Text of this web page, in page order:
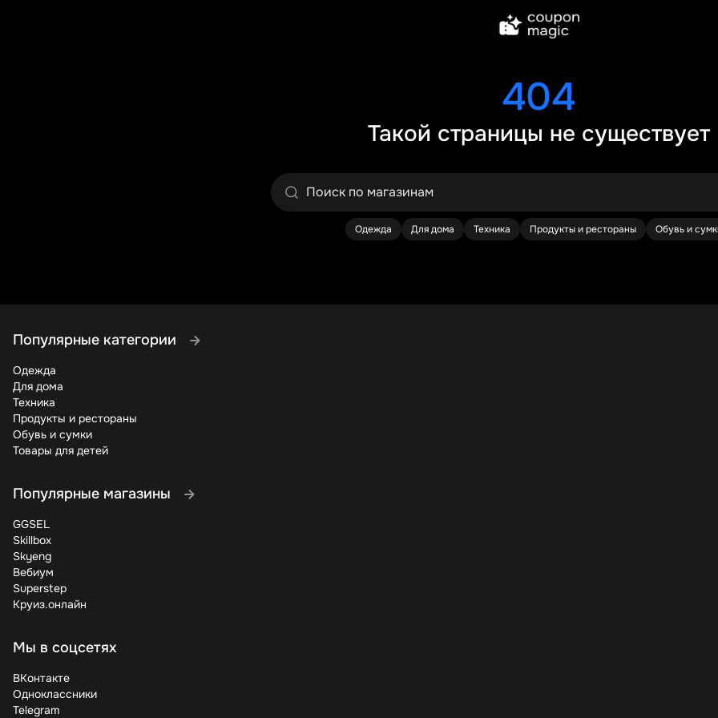
404
Такой страницы не существует
Одежда Для дома Техника Продукты и рестораны Обувь и
Популярные категории
Одежда
Для дома
Техника
Продукты и рестораны
Обувь и сумки
Товары для детей
Популярные магазины
GGSEL
Skillbox
Skyeng
Вебиум
Superstep
Круиз.онлайн
Мы в соцсетях
ВКонтакте
Одноклассники
Telegram